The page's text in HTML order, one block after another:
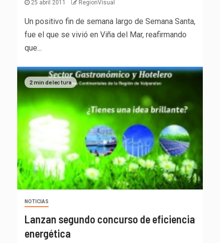
25 abril 2011 RegionVisual
Un positivo fin de semana largo de Semana Santa,
fue el que se vivió en Viña del Mar, reafirmando
que...
2 min de lectura
NOTICIAS
Lanzan segundo concurso de eficiencia
energética